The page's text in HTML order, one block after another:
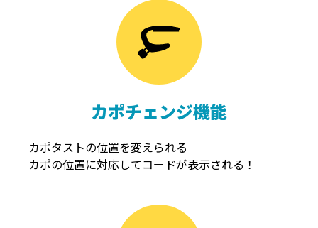
カポチェンジ機能
カポタストの位置を変えられる
カポの位置に対応してコードが表示される！